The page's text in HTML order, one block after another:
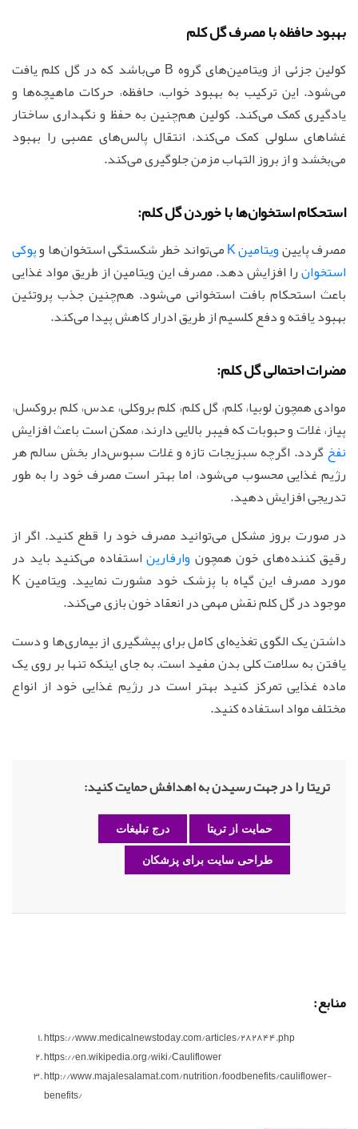
بهبود حافظه با مصرف گل کلم
کولین جزئی از ویتامین‌های گروه B می‌باشد که در گل کلم یافت
می‌شود. این ترکیب به بهبود خواب، حافظه، حرکات ماهیچه‌ها و
یادگیری کمک می‌کند. کولین هم‌چنین به حفظ و نگهداری ساختار
غشاهای سلولی کمک می‌کند، انتقال پالس‌های عصبی را بهبود
می‌بخشد و از بروز التهاب مزمن جلوگیری می‌کند.
استحکام استخوان‌ها با خوردن گل کلم:
مصرف پایینویتامین K می‌تواند خطر شکستگی استخوان‌ها وپوکی
استخوانرا افزایش دهد. مصرف این ویتامین از طریق مواد غذایی
باعث استحکام بافت استخوانی می‌شود. هم‌چنین جذب پروتئین
بهبود یافته و دفع کلسیم از طریق ادرار کاهش پیدا می‌کند.
مضرات احتمالی گل کلم:
موادی همچون لوبیا، کلم، گل کلم، کلم بروکلی، عدس، کلم بروکسل،
پیاز، غلات و حبوبات که فیبر بالایی دارند، ممکن است باعث افزایش
نفخگردد. اگرچه سبزیجات تازه و غلات سبوس‌دار بخش سالم هر
رژیم غذایی محسوب می‌شود، اما بهتر است مصرف خود را به طور
تدریجی افزایش دهید.
در صورت بروز مشکل می‌توانید مصرف خود را قطع کنید. اگر از
رقیق کننده‌های خون همچون وارفاریناستفاده می‌کنید باید در
مورد مصرف این گیاه با پزشک خود مشورت نمایید. ویتامین K
موجود در گل کلم نقش مهمی در انعقاد خون بازی می‌کند.
داشتن یک الگوی تغذیه‌ای کامل برای پیشگیری از بیماری‌ها و دست
یافتن به سلامت کلی بدن مفید است. به جای اینکه تنها بر روی یک
ماده غذایی تمرکز کنید بهتر است در رژیم غذایی خود از انواع
مختلف مواد استفاده کنید.
تریتا را در جهت رسیدن به اهدافش حمایت کنید:
حمایت از تریتا درج تبلیغات
طراحی سایت برای پزشکان
منابع:
https://www.medicalnewstoday.com/articles/282844.php
https://en.wikipedia.org/wiki/Cauliflower
http://www.majalesalamat.com/nutrition/foodbenefits/cauliflower-
benefits/